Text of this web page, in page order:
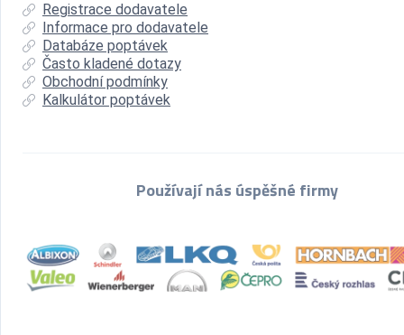
Registrace dodavatele
Informace pro dodavatele
Databáze poptávek
Často kladené dotazy
Obchodní podmínky
Kalkulátor poptávek
Používají nás úspěšné firmy